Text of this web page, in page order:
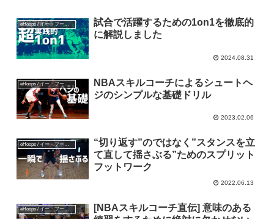
eHoops / イー・フープス
試合で活躍するための1on1を徹底的
に解説しました
2024.08.31
eHoops / イー・フープス
NBAスキルコーチによるシュートヘ
ジのシンプルな基礎ドリル
2023.02.06
“切り返す”のではなく”スタンスを立
て直して揺さぶる”ためのスプリット
フットワーク
2022.06.13
eHoops / イー・フープス
[NBAスキルコーチ直伝] 意味のある